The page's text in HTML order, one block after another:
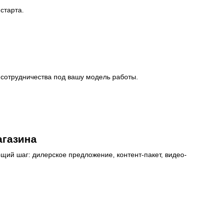
под вашу модель работы.
шаг: дилерское предложение, контент-пакет, видео-